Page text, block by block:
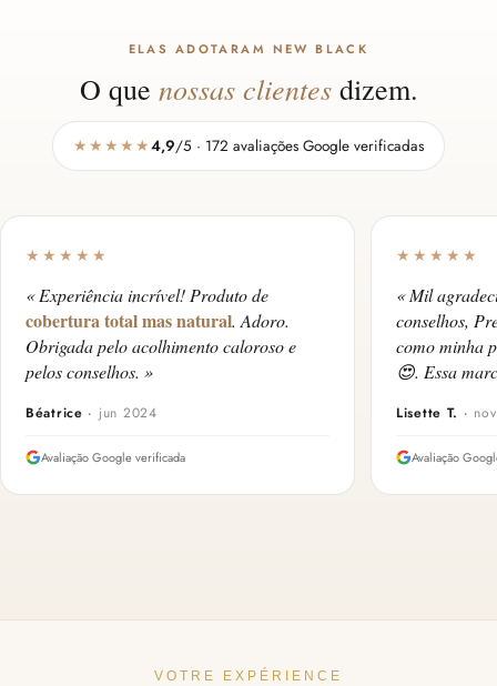
ELAS ADOTARAM NEW BLACK
O que nossas clientesdizem.
★★★★★4,9/5 · 172 avaliações Google verificadas
★★★★★
« Experiência incrível! Produto de
cobertura total mas natural. Adoro.
Obrigada pelo acolhimento caloroso e
pelos conselhos. »
Béatrice · jun 2024
Avaliação Google verificada
★★★★★
« Mil
conselhos,
como minha
😍. Essa
Lisette T. ·
Avaliação
VOTRE EXPÉRIENCE